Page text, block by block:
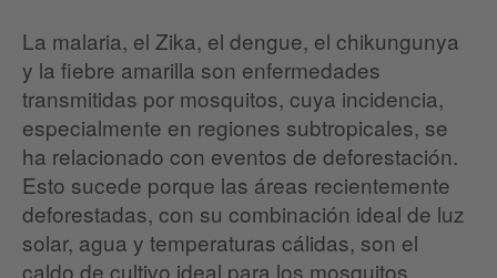
La malaria, el Zika, el dengue, el chikungunya
y la fiebre amarilla son enfermedades
transmitidas por mosquitos, cuya incidencia,
especialmente en regiones subtropicales, se
ha relacionado con eventos de deforestación.
Esto sucede porque las áreas recientemente
deforestadas, con su combinación ideal de luz
solar, agua y temperaturas cálidas, son el
caldo de cultivo ideal para los mosquitos